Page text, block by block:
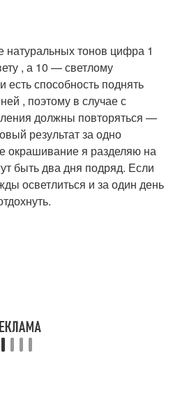
тонов цифра 1
, а 10 — светлому
есть способность поднять
, поэтому в случае с
должны повторяться —
результат за одно
окрашивание я разделяю на
быть два дня подряд. Если
осветлиться и за один день